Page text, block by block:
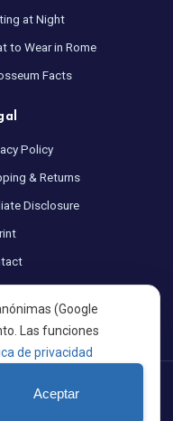
at Night
to Wear in Rome
Facts
Policy
& Returns
Disclosure
settings
Rome · A project by
(Google
Las funciones
de privacidad
Aceptar